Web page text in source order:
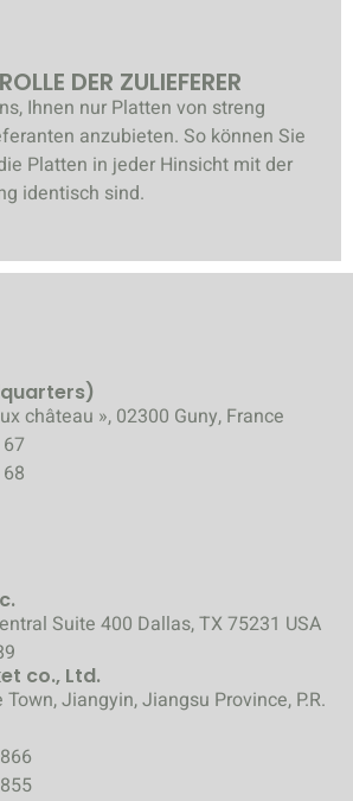
DER ZULIEFERER
Ihnen nur Platten von streng
anzubieten. So können Sie
Platten in jeder Hinsicht mit der
identisch sind.
château », 02300 Guny, France
Suite 400 Dallas, TX 75231 USA
co., Ltd.
Jiangyin, Jiangsu Province, P.R.